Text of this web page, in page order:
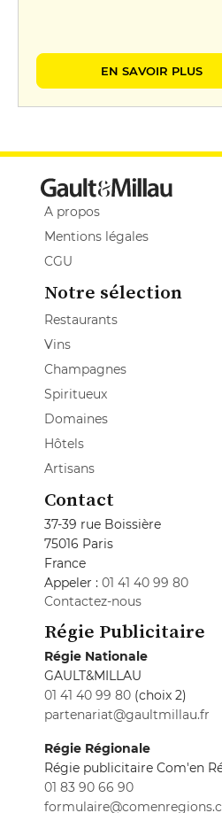
EN SAVOIR PLUS
A propos
Mentions légales
CGU
Notre sélection
Restaurants
Vins
Champagnes
Spiritueux
Domaines
Hôtels
Artisans
Contact
37-39 rue Boissière
75016 Paris
France
Appeler : 01 41 40 99 80
Contactez-nous
Régie Publicitaire
Régie Nationale
GAULT&MILLAU
01 41 40 99 80 (choix 2)
partenariat@gaultmillau.fr
Régie Régionale
Régie publicitaire Com'en
01 83 90 66 90